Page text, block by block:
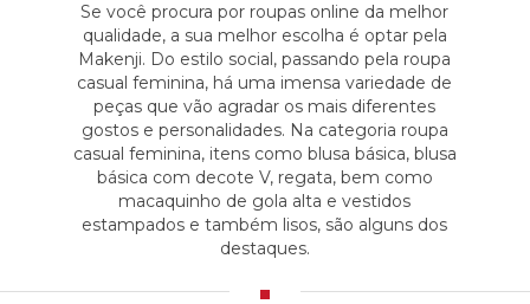
Se você procura por roupas online da melhor
qualidade, a sua melhor escolha é optar pela
Makenji. Do estilo social, passando pela roupa
casual feminina, há uma imensa variedade de
peças que vão agradar os mais diferentes
gostos e personalidades. Na categoria roupa
casual feminina, itens como blusa básica, blusa
básica com decote V, regata, bem como
macaquinho de gola alta e vestidos
estampados e também lisos, são alguns dos
destaques.